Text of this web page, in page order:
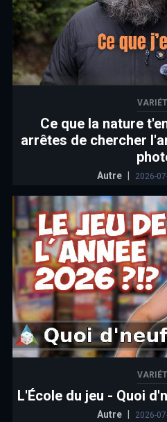
Ce que la nature
arrêtes de chercher
Autre 2026-
L'École du jeu - Quoi
Autre | 2026-